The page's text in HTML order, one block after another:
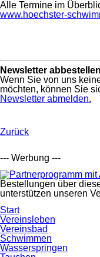
Alle Termine im
www.hoechster-
Newsletter abbestellen
Wenn Sie von uns
möchten, können Sie
Newsletter abmelden.
Zurück
--- Werbung ---
Bestellungen über
unterstützen unseren
Navigation
überspringen
Start
Vereinsleben
Vereinsbad
Schwimmen
Wasserspringen